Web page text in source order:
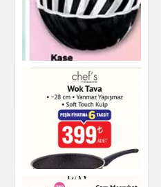
Kase 400 ml
Kase 3,5 L
Mutfak Ürünleri